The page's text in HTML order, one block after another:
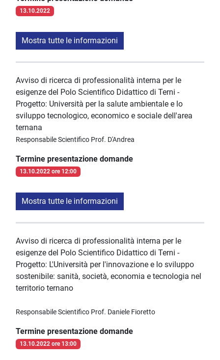
13.10.2022
Mostra tutte le informazioni
Avviso di ricerca di professionalità interna per le
esigenze del Polo Scientifico Didattico di Terni -
Progetto: Università per la salute ambientale e lo
sviluppo tecnologico, economico e sociale dell'area
ternana
Responsabile Scientifico Prof. D'Andrea
Termine presentazione domande
13.10.2022 ore 12:00
Mostra tutte le informazioni
Avviso di ricerca di professionalità interna per le
esigenze del Polo Scientifico Didattico di Terni -
Progetto: L'Università per l'innovazione e lo sviluppo
sostenibile: sanità, società, economia e tecnologia nel
territorio ternano
Responsabile Scientifico Prof. Daniele Fioretto
Termine presentazione domande
13.10.2022 ore 13:00